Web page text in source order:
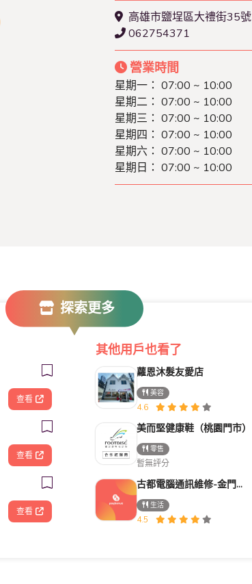
高雄市鹽埕區大禮街35號
062754371
營業時間
星期一： 07:00 ~ 10:00
星期二： 07:00 ~ 10:00
星期三： 07:00 ~ 10:00
星期四： 07:00 ~ 10:00
星期六： 07:00 ~ 10:00
星期日： 07:00 ~ 10:00
探索更多
查看
查看
查看
其他用戶也看了
蘿恩沐髮友愛店
美容
4.6
美而堅健康鞋（桃園門市）
零售
暫無評分
古都電腦通訊維修-金門電腦筆電維修/安裝/重灌/資料救援/電腦零件推薦
生活
4.5